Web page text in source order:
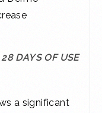
DAYS OF USE
a significant